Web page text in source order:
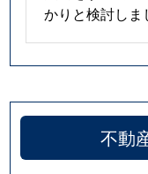
かりと検討しま
不動